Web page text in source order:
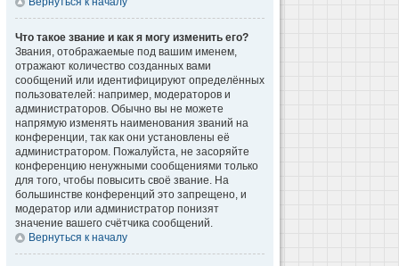
Что такое звание и как я могу изменить его?
Звания, отображаемые под вашим именем,
отражают количество созданных вами
сообщений или идентифицируют определённых
пользователей: например, модераторов и
администраторов. Обычно вы не можете
напрямую изменять наименования званий на
конференции, так как они установлены её
администратором. Пожалуйста, не засоряйте
конференцию ненужными сообщениями только
для того, чтобы повысить своё звание. На
большинстве конференций это запрещено, и
модератор или администратор понизят
значение вашего счётчика сообщений.
Вернуться к началу